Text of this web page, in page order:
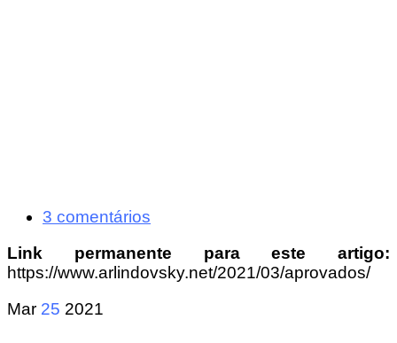
3 comentários
Link permanente para este artigo:
https://www.arlindovsky.net/2021/03/aprovados/
Mar 25 2021